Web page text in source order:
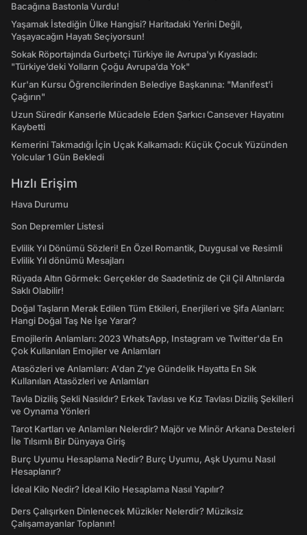
Bacağına Bastonla Vurdu!
Yaşamak İstediğin Ülke Hangisi? Haritadaki Yerini Değil,
Yaşayacağın Hayatı Seçiyorsun!
Sokak Röportajında Gurbetçi Türkiye ile Avrupa'yı Kıyasladı:
"Türkiye’deki Yolların Çoğu Avrupa’da Yok"
Kur'an Kursu Öğrencilerinden Belediye Başkanına: "Manifest’i
Çağırın"
Uzun Süredir Kanserle Mücadele Eden Şarkıcı Cansever Hayatını
Kaybetti
Kemerini Takmadığı İçin Uçak Kalkamadı: Küçük Çocuk Yüzünden
Yolcular 1 Gün Bekledi
Hızlı Erişim
Hava Durumu
Son Depremler Listesi
Evlilik Yıl Dönümü Sözleri! En Özel Romantik, Duygusal ve Resimli
Evlilik Yıl dönümü Mesajları
Rüyada Altın Görmek: Gerçekler de Saadetiniz de Çil Çil Altınlarda
Saklı Olabilir!
Doğal Taşların Merak Edilen Tüm Etkileri, Enerjileri ve Şifa Alanları:
Hangi Doğal Taş Ne İşe Yarar?
Emojilerin Anlamları: 2023 WhatsApp, Instagram ve Twitter'da En
Çok Kullanılan Emojiler ve Anlamları
Atasözleri ve Anlamları: A'dan Z'ye Gündelik Hayatta En Sık
Kullanılan Atasözleri ve Anlamları
Tavla Diziliş Şekli Nasıldır? Erkek Tavlası ve Kız Tavlası Diziliş Şekilleri
ve Oynama Yönleri
Tarot Kartları ve Anlamları Nelerdir? Majör ve Minör Arkana Desteleri
İle Tılsımlı Bir Dünyaya Giriş
Burç Uyumu Hesaplama Nedir? Burç Uyumu, Aşk Uyumu Nasıl
Hesaplanır?
İdeal Kilo Nedir? İdeal Kilo Hesaplama Nasıl Yapılır?
Ders Çalışırken Dinlenecek Müzikler Nelerdir? Müziksiz
Çalışamayanlar Toplanın!